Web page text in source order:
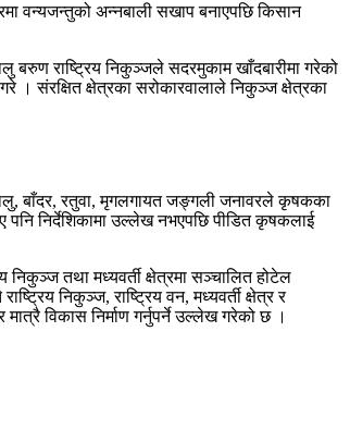
वन्यजन्तुको अन्नबाली सखाप बनाएपछि किसान
बरुण राष्ट्रिय निकुञ्जले सदरमुकाम खाँदबारीमा गरेको
। संरक्षित क्षेत्रका सरोकारवालाले निकुञ्ज क्षेत्रका
बाँदर, रतुवा, मृगलगायत जङ्गली जनावरले कृषकका
पनि निर्देशिकामा उल्लेख नभएपछि पीडित कृषकलाई
निकुञ्ज तथा मध्यवर्ती क्षेत्रमा सञ्चालित होटेल
निकुञ्ज, राष्ट्रिय वन, मध्यवर्ती क्षेत्र र
विकास निर्माण गर्नुपर्ने उल्लेख गरेको छ ।